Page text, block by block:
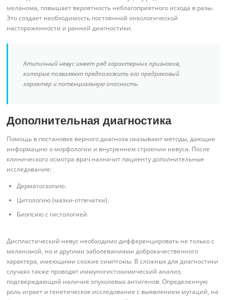
меланома, повышает вероятность неблагоприятного исхода в разы.
Это создает необходимость постоянной онкологической
настороженности и ранней диагностики.
Атипичный невус имеет ряд характерных признаков,
которые позволяют предположить его предраковый
характер и потенциальную опасность.
Дополнительная диагностика
Помощь в постановке верного диагноза оказывают методы, дающие
информацию о морфологии и внутреннем строении невуса. После
клинического осмотра врач назначит пациенту дополнительные
исследования:
Дерматоскопию.
Цитологию (мазки-отпечатки).
Биопсию с гистологией.
Диспластический невус необходимо дифференцировать не только с
меланомой, но и другими заболеваниями доброкачественного
характера, имеющими схожие симптомы. В сложных для диагностики
случаях также проводят иммуногистохимический анализ,
подтверждающий наличие опухолевых антигенов. Определенную
роль играет и генетическое исследование с выявлением мутаций, на